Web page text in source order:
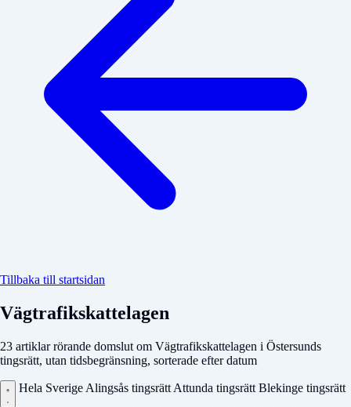
Tillbaka till startsidan
Vägtrafikskattelagen
23 artiklar rörande domslut om Vägtrafikskattelagen i Östersunds
tingsrätt, utan tidsbegränsning, sorterade efter datum
Hela Sverige Alingsås tingsrätt Attunda tingsrätt Blekinge tingsrätt